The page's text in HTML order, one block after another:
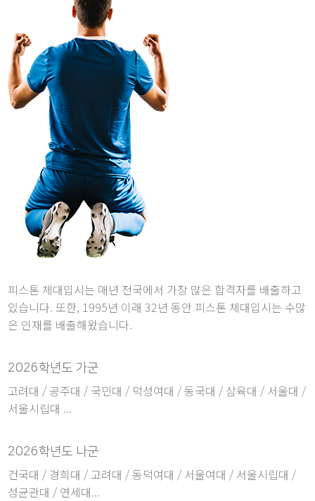
피스톤 체대입시는 매년 전국에서 가장 많은 합격자를 배출하고
있습니다. 또한, 1995년 이래 32년 동안 피스톤 체대입시는 수많
은 인재를 배출해왔습니다.
2026학년도 가군
고려대 / 공주대 / 국민대 / 덕성여대 / 동국대 / 삼육대 / 서울대 /
서울시립대 ...
2026학년도 나군
건국대 / 경희대 / 고려대 / 동덕여대 / 서울여대 / 서울시립대 /
성균관대 / 연세대...